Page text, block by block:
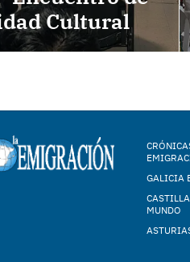
Cultural
GALICIA
MUNDO